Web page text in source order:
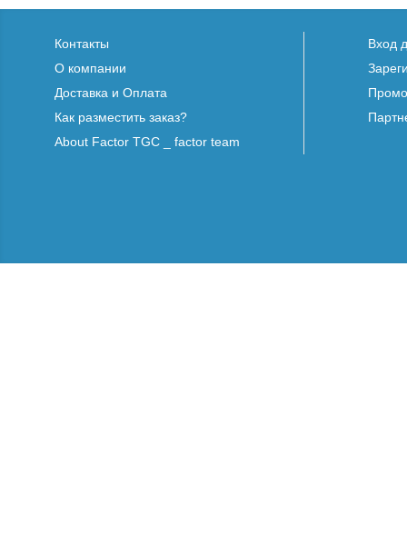
Контакты
О компании
Доставка и Оплата
Как разместить заказ?
About Factor TGC _ factor team
Вход